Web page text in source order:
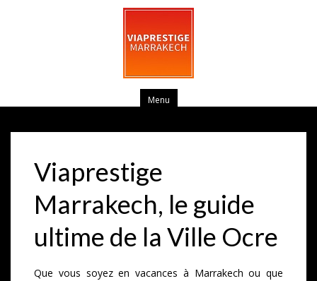
Menu
Viaprestige
Marrakech, le guide
ultime de la Ville Ocre
Que vous soyez en vacances à Marrakech ou que